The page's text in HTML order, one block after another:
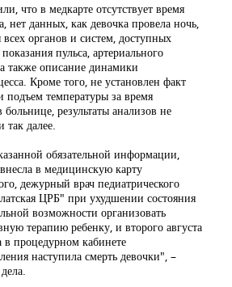
что в медкарте отсутствует время
нет данных, как девочка провела ночь,
органов и систем, доступных
пульса, артериального
также описание динамики
Кроме того, не установлен факт
подъем температуры за время
результаты анализов не
далее.
обязательной информации,
в медицинскую карту
дежурный врач педиатрического
ЦРБ" при ухудшении состояния
возможности организовать
терапию ребенку, и второго августа
в процедурном кабинете
наступила смерть девочки", –